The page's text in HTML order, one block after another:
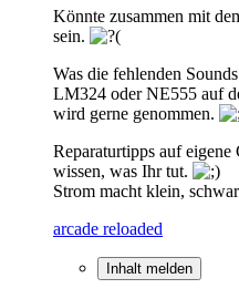
Könnte zusammen mit
sein.
Was die fehlenden
LM324 oder NE555 auf
wird gerne genommen.
Reparaturtipps auf
wissen, was Ihr tut.
Strom macht klein,
arcade reloaded
Inhalt melden